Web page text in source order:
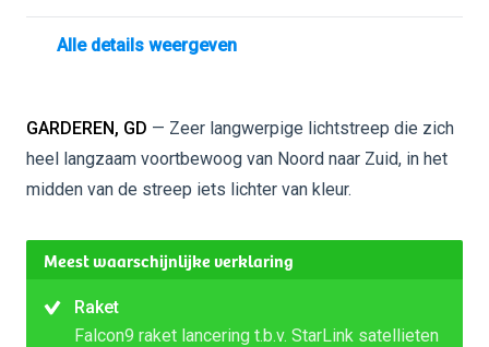
Alle details weergeven
GARDEREN, GD — Zeer langwerpige lichtstreep die zich
heel langzaam voortbewoog van Noord naar Zuid, in het
midden van de streep iets lichter van kleur.
Meest waarschijnlijke verklaring
Raket
Falcon9 raket lancering t.b.v. StarLink satellieten